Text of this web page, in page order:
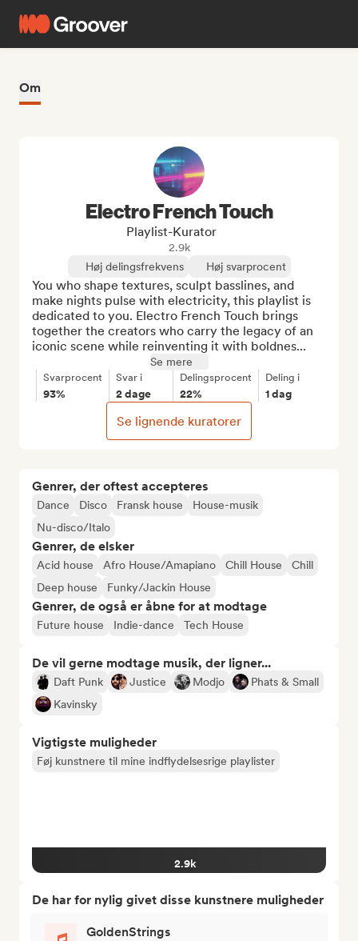
Om
Genrer, der oftest accepteres
Dance Disco Fransk house
House-musik
Nu-disco/Italo
Genrer, de elsker
Acid house Afro House/Amapiano Chill House
Chill
Deep house
Funky/Jackin House
Genrer, de også er åbne for at modtage
Future house Indie-dance Tech House
De vil gerne modtage musik, der ligner...
Daft Punk Justice Modjo
Phats & Small
Kavinsky
Vigtigste muligheder
Føj kunstnere til mine indflydelsesrige playlister
2.9k
De har for nylig givet disse kunstnere muligheder
GoldenStrings
Electro French Touch
Playlist-Kurator
2.9k
Høj delingsfrekvens
Høj svarprocent
You who shape textures, sculpt basslines, and
make nights pulse with electricity, this playlist is
dedicated to you. Electro French Touch brings
together the creators who carry the legacy of an
iconic scene while reinventing it with boldnes...
Se mere
Svarprocent
93%
Svar i
2 dage
Delingsprocent
22%
Deling i
1 dag
Se lignende kuratorer